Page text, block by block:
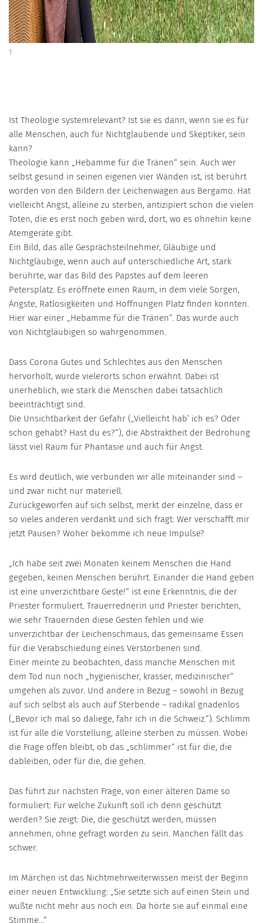
1
Ist Theologie systemrelevant? Ist sie es dann, wenn sie es für
alle Menschen, auch für Nichtglaubende und Skeptiker, sein
kann?
Theologie kann „Hebamme für die Tränen“ sein. Auch wer
selbst gesund in seinen eigenen vier Wänden ist, ist berührt
worden von den Bildern der Leichenwagen aus Bergamo. Hat
vielleicht Angst, alleine zu sterben, antizipiert schon die vielen
Toten, die es erst noch geben wird, dort, wo es ohnehin keine
Atemgeräte gibt.
Ein Bild, das alle Gesprächsteilnehmer, Gläubige und
Nichtgläubige, wenn auch auf unterschiedliche Art, stark
berührte, war das Bild des Papstes auf dem leeren
Petersplatz. Es eröffnete einen Raum, in dem viele Sorgen,
Ängste, Ratlosigkeiten und Hoffnungen Platz finden konnten.
Hier war einer „Hebamme für die Tränen“. Das wurde auch
von Nichtgläubigen so wahrgenommen.
Dass Corona Gutes und Schlechtes aus den Menschen
hervorholt, wurde vielerorts schon erwähnt. Dabei ist
unerheblich, wie stark die Menschen dabei tatsächlich
beeinträchtigt sind.
Die Unsichtbarkeit der Gefahr („Vielleicht hab’ ich es? Oder
schon gehabt? Hast du es?“), die Abstraktheit der Bedrohung
lässt viel Raum für Phantasie und auch für Angst.
Es wird deutlich, wie verbunden wir alle miteinander sind –
und zwar nicht nur materiell.
Zurückgeworfen auf sich selbst, merkt der einzelne, dass er
so vieles anderen verdankt und sich fragt: Wer verschafft mir
jetzt Pausen? Woher bekomme ich neue Impulse?
„Ich habe seit zwei Monaten keinem Menschen die Hand
gegeben, keinen Menschen berührt. Einander die Hand geben
ist eine unverzichtbare Geste!“ ist eine Erkenntnis, die der
Priester formuliert. Trauerrednerin und Priester berichten,
wie sehr Trauernden diese Gesten fehlen und wie
unverzichtbar der Leichenschmaus, das gemeinsame Essen
für die Verabschiedung eines Verstorbenen sind.
Einer meinte zu beobachten, dass manche Menschen mit
dem Tod nun noch „hygienischer, krasser, medizinischer“
umgehen als zuvor. Und andere in Bezug – sowohl in Bezug
auf sich selbst als auch auf Sterbende – radikal gnadenlos
(„Bevor ich mal so daliege, fahr ich in die Schweiz.“). Schlimm
ist für alle die Vorstellung, alleine sterben zu müssen. Wobei
die Frage offen bleibt, ob das „schlimmer“ ist für die, die
dableiben, oder für die, die gehen.
Das führt zur nächsten Frage, von einer älteren Dame so
formuliert: Für welche Zukunft soll ich denn geschützt
werden? Sie zeigt: Die, die geschützt werden, müssen
annehmen, ohne gefragt worden zu sein. Manchen fällt das
schwer.
Im Märchen ist das Nichtmehrweiterwissen meist der Beginn
einer neuen Entwicklung: „Sie setzte sich auf einen Stein und
wußte nicht mehr aus noch ein. Da hörte sie auf einmal eine
Stimme…“